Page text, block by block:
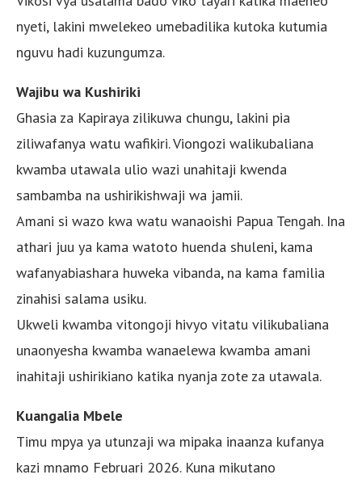
nyeti, lakini mwelekeo umebadilika kutoka kutumia
nguvu hadi kuzungumza.
Wajibu wa Kushiriki
Ghasia za Kapiraya zilikuwa chungu, lakini pia
ziliwafanya watu wafikiri. Viongozi walikubaliana
kwamba utawala ulio wazi unahitaji kwenda
sambamba na ushirikishwaji wa jamii.
Amani si wazo kwa watu wanaoishi Papua Tengah. Ina
athari juu ya kama watoto huenda shuleni, kama
wafanyabiashara huweka vibanda, na kama familia
zinahisi salama usiku.
Ukweli kwamba vitongoji hivyo vitatu vilikubaliana
unaonyesha kwamba wanaelewa kwamba amani
inahitaji ushirikiano katika nyanja zote za utawala.
Kuangalia Mbele
Timu mpya ya utunzaji wa mipaka inaanza kufanya
kazi mnamo Februari 2026. Kuna mikutano